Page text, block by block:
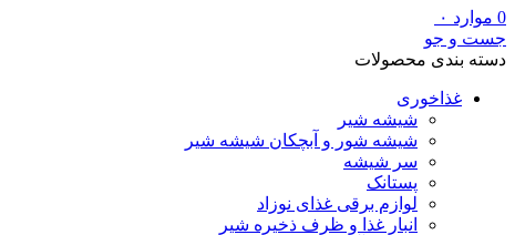
0 موارد ۰
جست و جو
دسته بندی محصولات
غذاخوری
شیشه شیر
شیشه ‌شور و آبچکان شیشه‌ شیر
سر شیشه
پستانک
لوازم برقی غذای نوزاد
انبار غذا و ظرف ذخیره شیر